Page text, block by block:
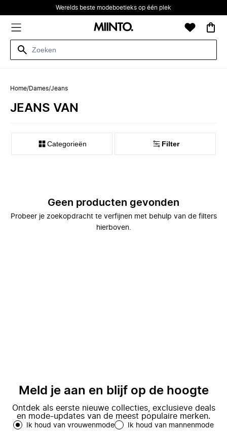
Werelds beste modeboetieks op één plek
Home/Dames/Jeans
JEANS VAN
Categorieën Filter
Geen producten gevonden
Probeer je zoekopdracht te verfijnen met behulp van de filters
hierboven.
Meld je aan en blijf op de hoogte
Ontdek als eerste nieuwe collecties, exclusieve deals
en mode-updates van de meest populaire merken.
Ik houd van vrouwenmode Ik houd van mannenmode